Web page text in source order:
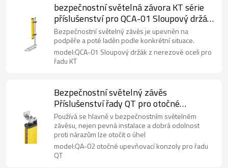
bezpečnostní světelná závora KT série
příslušenství pro QCA-01 Sloupový držák
z nerezové oceli
Bezpečnostní světelný závěs je upevněn na
podpěře a poté laděn podle konkrétní situace.
model:QCA-01 Sloupový držák z nerezové oceli pro
řadu KT
Bezpečnostní světelný závěs
Příslušenství řady QT pro otočné
upevňovací konzoly QA-02
Používá se hlavně v bezpečnostním světelném
závěsu, nejen pevná instalace a dobrá odolnost
proti nárazům lze otočit o úhel
model:QA-02 otočné upevňovací konzoly pro řadu
QT